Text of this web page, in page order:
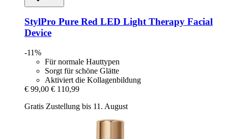
StylPro Pure Red LED Light Therapy Facial
Device
-11%
Für normale Hauttypen
Sorgt für schöne Glätte
Aktiviert die Kollagenbildung
€ 99,00 € 110,99
Gratis Zustellung bis 11. August